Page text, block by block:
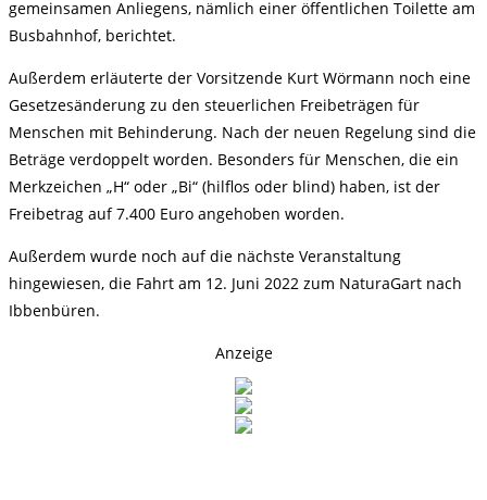
gemeinsamen Anliegens, nämlich einer öffentlichen Toilette am
Busbahnhof, berichtet.
Außerdem erläuterte der Vorsitzende Kurt Wörmann noch eine
Gesetzesänderung zu den steuerlichen Freibeträgen für
Menschen mit Behinderung. Nach der neuen Regelung sind die
Beträge verdoppelt worden. Besonders für Menschen, die ein
Merkzeichen „H“ oder „Bi“ (hilflos oder blind) haben, ist der
Freibetrag auf 7.400 Euro angehoben worden.
Außerdem wurde noch auf die nächste Veranstaltung
hingewiesen, die Fahrt am 12. Juni 2022 zum NaturaGart nach
Ibbenbüren.
Anzeige